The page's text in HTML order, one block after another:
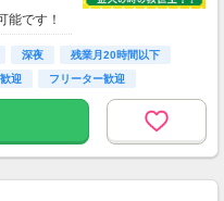
能です！
深夜
残業月20時間以下
迎 フリーター歓迎